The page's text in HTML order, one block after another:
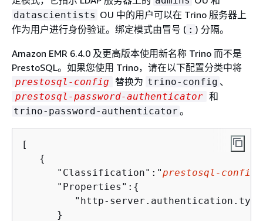
datascientists OU 中的用户可以在 Trino 服务器上
作为用户进行身份验证。绑定模式由冒号 ( : ) 分隔。
Amazon EMR 6.4.0 及更高版本使用新名称 Trino 而不是
PrestoSQL。如果您使用 Trino，请在以下配置分类中将
prestosql-config 替换为 trino-config 、
prestosql-password-authenticator 和
trino-password-authenticator 。
[
{
      "Classification":"
prestosql-config
      "Properties":
{
"http-
      }